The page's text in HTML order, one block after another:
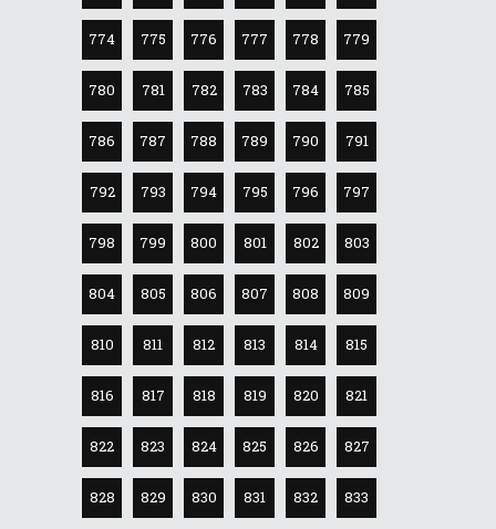
774 775 776 777 778 779
780 781 782 783 784 785
786 787 788 789 790 791
792 793 794 795 796 797
798 799 800 801 802 803
804 805 806 807 808 809
810 811 812 813 814 815
816 817 818 819 820 821
822 823 824 825 826 827
828 829 830 831 832 833